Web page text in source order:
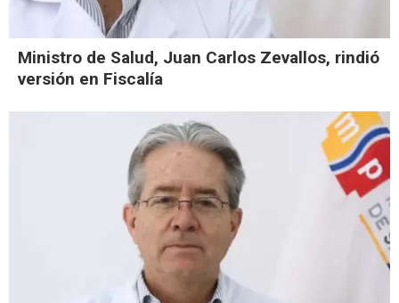
Ministro de Salud, Juan Carlos Zevallos, rindió
versión en Fiscalía